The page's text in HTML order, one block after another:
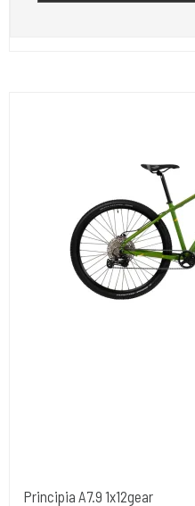
Principia A7.9 1x12gear